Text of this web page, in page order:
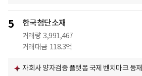
5 한국첨단소재
거래량 3,991,467
거래대금 118.3억
자회사 양자검증 플랫폼 국제 벤치마크 등재